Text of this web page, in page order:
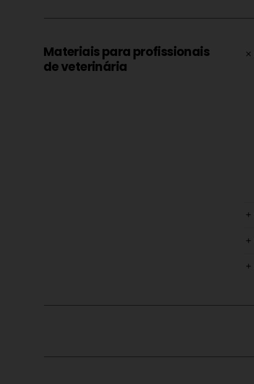
Materiais para profissionais
de veterinária
clear
add
add
add